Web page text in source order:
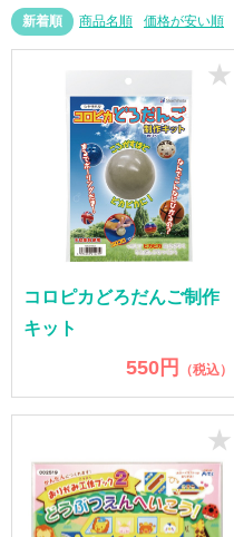
新着順
商品名順 価格が安い順
コロピカどろだんご制作
キット
550円 （税込）
★
★